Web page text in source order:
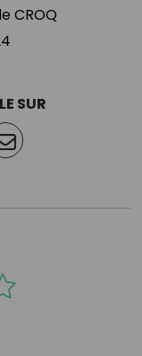
CROQ
SUR